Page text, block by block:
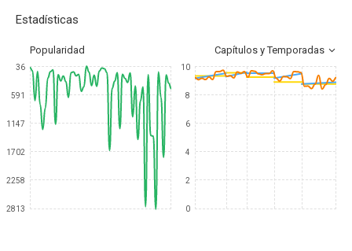
Estadísticas
Popularidad Capítulos y Temporadas
36
591
1147
1702
2258
2813
10
8
6
4
2
0